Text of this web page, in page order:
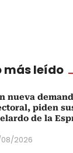
más leído
nueva
piden
de la
2026